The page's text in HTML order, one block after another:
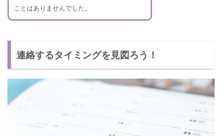
ことはありませんでした。
連絡するタイミングを見図ろう！